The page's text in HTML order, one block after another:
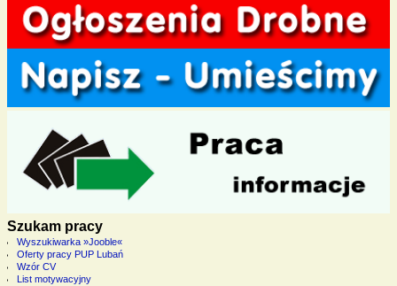
Szukam pracy
Wyszukiwarka »Jooble«
Oferty pracy PUP Lubań
Wzór CV
List motywacyjny